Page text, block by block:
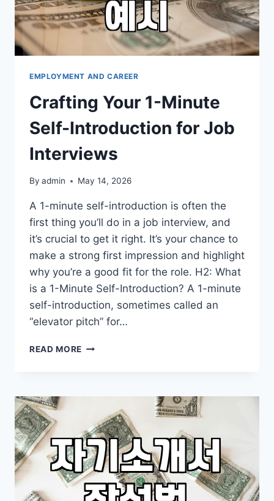
자
기
소
정
하
는
법
EMPLOYMENT AND CAREER
Crafting Your 1-Minute
Self-Introduction for Job
Interviews
By admin May 14, 2026
A 1-minute self-introduction is often the
first thing you’ll do in a job interview, and
it’s crucial to get it right. It’s your chance to
make a strong first impression and highlight
why you’re a good fit for the role. H2: What
is a 1-Minute Self-Introduction? A 1-minute
self-introduction, sometimes called an
“elevator pitch” for…
READ MORE CRAFTING
SELF-
INTRODUCTION
FOR
JOB
INTERVIEWS